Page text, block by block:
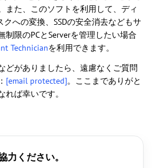
また、このソフトを利用して、ディ
クへの変換、SSDの安全消去などもサ
限のPCとServerを管理したい場合
Technicianを利用できます。
どがありましたら、遠慮なくご質問
[email protected]。ここまでありがと
ば幸いです。
力ください。